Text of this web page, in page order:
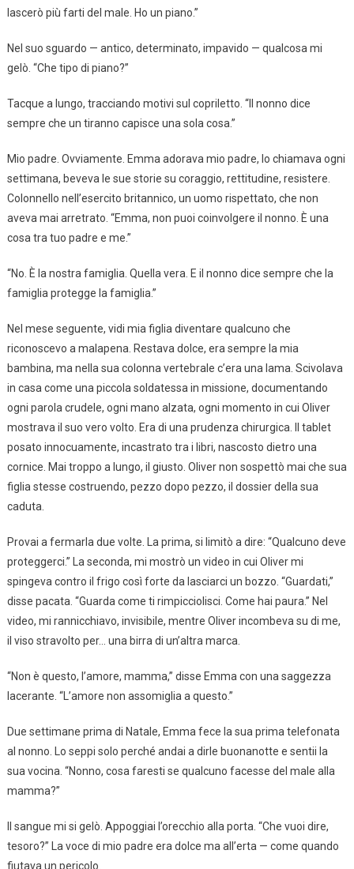
lascerò più farti del male. Ho un piano.”
Nel suo sguardo — antico, determinato, impavido — qualcosa mi
gelò. “Che tipo di piano?”
Tacque a lungo, tracciando motivi sul copriletto. “Il nonno dice
sempre che un tiranno capisce una sola cosa.”
Mio padre. Ovviamente. Emma adorava mio padre, lo chiamava ogni
settimana, beveva le sue storie su coraggio, rettitudine, resistere.
Colonnello nell’esercito britannico, un uomo rispettato, che non
aveva mai arretrato. “Emma, non puoi coinvolgere il nonno. È una
cosa tra tuo padre e me.”
“No. È la nostra famiglia. Quella vera. E il nonno dice sempre che la
famiglia protegge la famiglia.”
Nel mese seguente, vidi mia figlia diventare qualcuno che
riconoscevo a malapena. Restava dolce, era sempre la mia
bambina, ma nella sua colonna vertebrale c’era una lama. Scivolava
in casa come una piccola soldatessa in missione, documentando
ogni parola crudele, ogni mano alzata, ogni momento in cui Oliver
mostrava il suo vero volto. Era di una prudenza chirurgica. Il tablet
posato innocuamente, incastrato tra i libri, nascosto dietro una
cornice. Mai troppo a lungo, il giusto. Oliver non sospettò mai che sua
figlia stesse costruendo, pezzo dopo pezzo, il dossier della sua
caduta.
Provai a fermarla due volte. La prima, si limitò a dire: “Qualcuno deve
proteggerci.” La seconda, mi mostrò un video in cui Oliver mi
spingeva contro il frigo così forte da lasciarci un bozzo. “Guardati,”
disse pacata. “Guarda come ti rimpicciolisci. Come hai paura.” Nel
video, mi rannicchiavo, invisibile, mentre Oliver incombeva su di me,
il viso stravolto per… una birra di un’altra marca.
“Non è questo, l’amore, mamma,” disse Emma con una saggezza
lacerante. “L’amore non assomiglia a questo.”
Due settimane prima di Natale, Emma fece la sua prima telefonata
al nonno. Lo seppi solo perché andai a dirle buonanotte e sentii la
sua vocina. “Nonno, cosa faresti se qualcuno facesse del male alla
mamma?”
Il sangue mi si gelò. Appoggiai l’orecchio alla porta. “Che vuoi dire,
tesoro?” La voce di mio padre era dolce ma all’erta — come quando
fiutava un pericolo.